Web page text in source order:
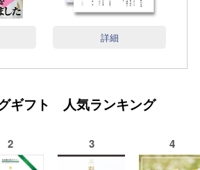
詳細
ギフト 人気ランキング
2 3 4